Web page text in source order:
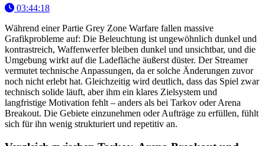
03:44:18
Während einer Partie Grey Zone Warfare fallen massive
Grafikprobleme auf: Die Beleuchtung ist ungewöhnlich dunkel und
kontrastreich, Waffenwerfer bleiben dunkel und unsichtbar, und die
Umgebung wirkt auf die Ladefläche äußerst düster. Der Streamer
vermutet technische Anpassungen, da er solche Änderungen zuvor
noch nicht erlebt hat. Gleichzeitig wird deutlich, dass das Spiel zwar
technisch solide läuft, aber ihm ein klares Zielsystem und
langfristige Motivation fehlt – anders als bei Tarkov oder Arena
Breakout. Die Gebiete einzunehmen oder Aufträge zu erfüllen, fühlt
sich für ihn wenig strukturiert und repetitiv an.